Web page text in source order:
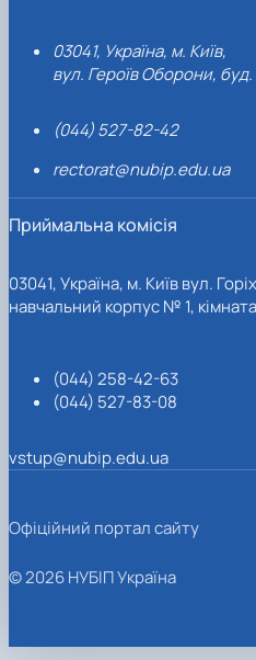
03041, Україна, м. Київ,
вул. Героїв Оборони, буд.
(044) 527-82-42
rectorat@nubip.edu.ua
Приймальна комісія
03041, Україна, м. Київ вул.
навчальний корпус № 1,
(044) 258-42-63
(044) 527-83-08
vstup@nubip.edu.ua
Офіційний портал сайту
© 2026 НУБІП Україна